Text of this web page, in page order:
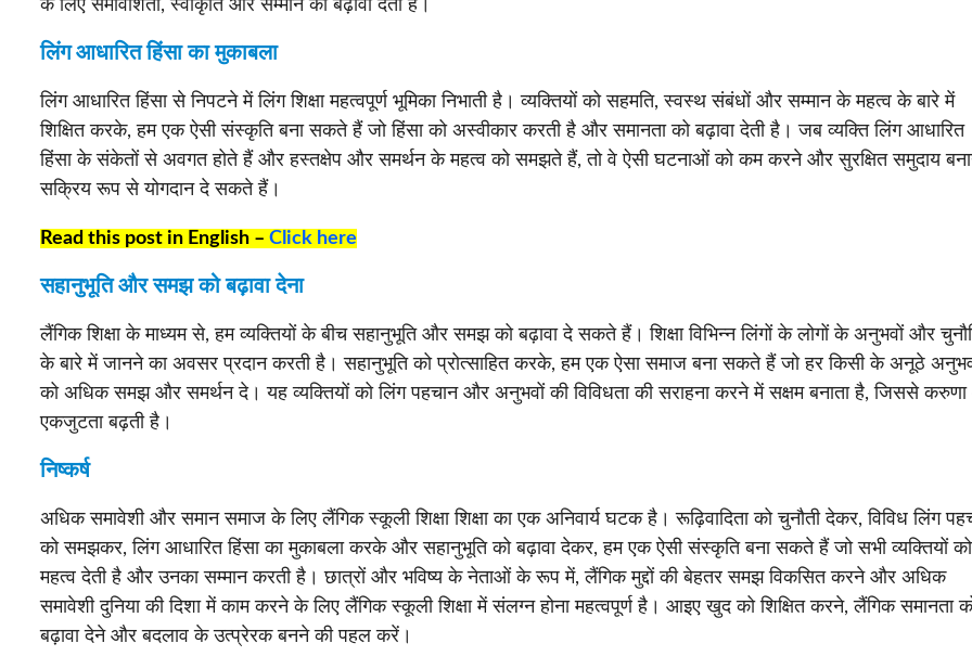
के लिए समावेशिता, स्वीकृति और सम्मान को बढ़ावा देती है।
लिंग आधारित हिंसा का मुकाबला
लिंग आधारित हिंसा से निपटने में लिंग शिक्षा महत्वपूर्ण भूमिका निभाती है। व्यक्तियों को सहमति, स्वस्थ संबंधों और सम्मान के महत्व के बारे में
शिक्षित करके, हम एक ऐसी संस्कृति बना सकते हैं जो हिंसा को अस्वीकार करती है और समानता को बढ़ावा देती है। जब व्यक्ति लिंग आधारित
हिंसा के संकेतों से अवगत होते हैं और हस्तक्षेप और समर्थन के महत्व को समझते हैं, तो वे ऐसी घटनाओं को कम करने और सुरक्षित समुदाय
सक्रिय रूप से योगदान दे सकते हैं।
Read this post in English – Click here
सहानुभूति और समझ को बढ़ावा देना
लैंगिक शिक्षा के माध्यम से, हम व्यक्तियों के बीच सहानुभूति और समझ को बढ़ावा दे सकते हैं। शिक्षा विभिन्न लिंगों के लोगों के अनुभवों और
के बारे में जानने का अवसर प्रदान करती है। सहानुभूति को प्रोत्साहित करके, हम एक ऐसा समाज बना सकते हैं जो हर किसी के अनूठे
को अधिक समझ और समर्थन दे। यह व्यक्तियों को लिंग पहचान और अनुभवों की विविधता की सराहना करने में सक्षम बनाता है, जिससे
एकजुटता बढ़ती है।
निष्कर्ष
अधिक समावेशी और समान समाज के लिए लैंगिक स्कूली शिक्षा शिक्षा का एक अनिवार्य घटक है। रूढ़िवादिता को चुनौती देकर, विविध लिंग
को समझकर, लिंग आधारित हिंसा का मुकाबला करके और सहानुभूति को बढ़ावा देकर, हम एक ऐसी संस्कृति बना सकते हैं जो सभी व्यक्तियों को
महत्व देती है और उनका सम्मान करती है। छात्रों और भविष्य के नेताओं के रूप में, लैंगिक मुद्दों की बेहतर समझ विकसित करने और अधिक
समावेशी दुनिया की दिशा में काम करने के लिए लैंगिक स्कूली शिक्षा में संलग्न होना महत्वपूर्ण है। आइए खुद को शिक्षित करने, लैंगिक समानता
बढ़ावा देने और बदलाव के उत्प्रेरक बनने की पहल करें।